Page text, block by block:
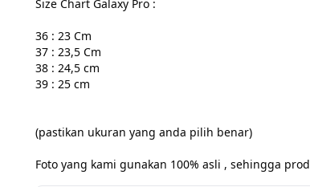
Size Chart Galaxy Pro :
36 : 23 Cm
37 : 23,5 Cm
38 : 24,5 cm
39 : 25 cm
(pastikan ukuran yang anda pilih benar)
Foto yang kami gunakan 100% asli , sehingga